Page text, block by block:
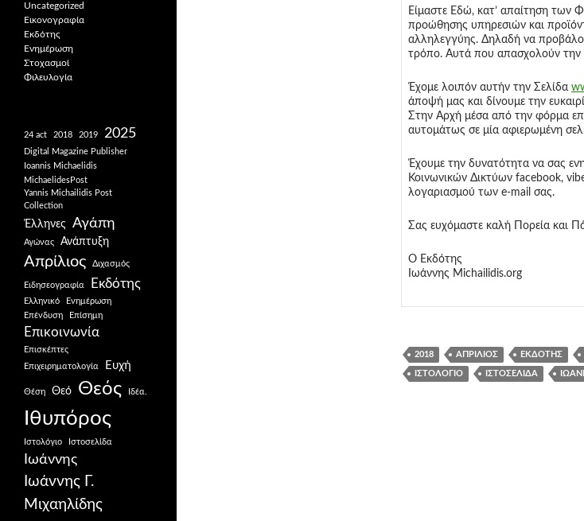
Είμαστε Εδώ, κατ’ απαίτηση των
προώθησης υπηρεσιών και
αλληλεγγύης. Δηλαδή να
τρόπο. Αυτά που απασχολούν την
Έχομε λοιπόν αυτήν την Σελίδα
άποψή μας και δίνουμε την
Στην Αρχή μέσα από την φόρμα
αυτομάτως σε μία αφιερωμένη
Έχουμε την δυνατότητα να σας
Κοινωνικών Δικτύων facebook,
λογαριασμού των e-mail σας.
Σας ευχόμαστε καλή Πορεία και
Ο Εκδότης
Ιωάννης Michailidis.org
2018 ΑΠΡΊΛΙΟΣ ΕΚΔΌΤΗΣ
ΙΣΤΟΛΌΓΙΟ ΙΣΤΟΣΕΛΊΔΑ
Uncategorized
Εικονογραφία
Εκδότης
Ενημέρωση
Στοχασμοί
Φιλευλογία
24 act 2018 2019 2025
Digital Magazine Publisher
Ioannis Michaelidis
MichaelidesPost
Yannis Michailidis Post
Collection
Έλληνες Αγάπη
Αγώνας Ανάπτυξη
Απρίλιος Διχασμός
Ειδησεογραφία Εκδότης
Ελληνικό
Ενημέρωση
Επένδυση
Επίσημη
Επικοινωνία
Επισκέπτες
Επιχειρηματολογία
Ευχή
Θέση Θεό Θεός Ιδέα.
Ιθυπόρος
Ιστολόγιο Ιστοσελίδα
Ιωάννης
Ιωάννης Γ.
Μιχαηλίδης